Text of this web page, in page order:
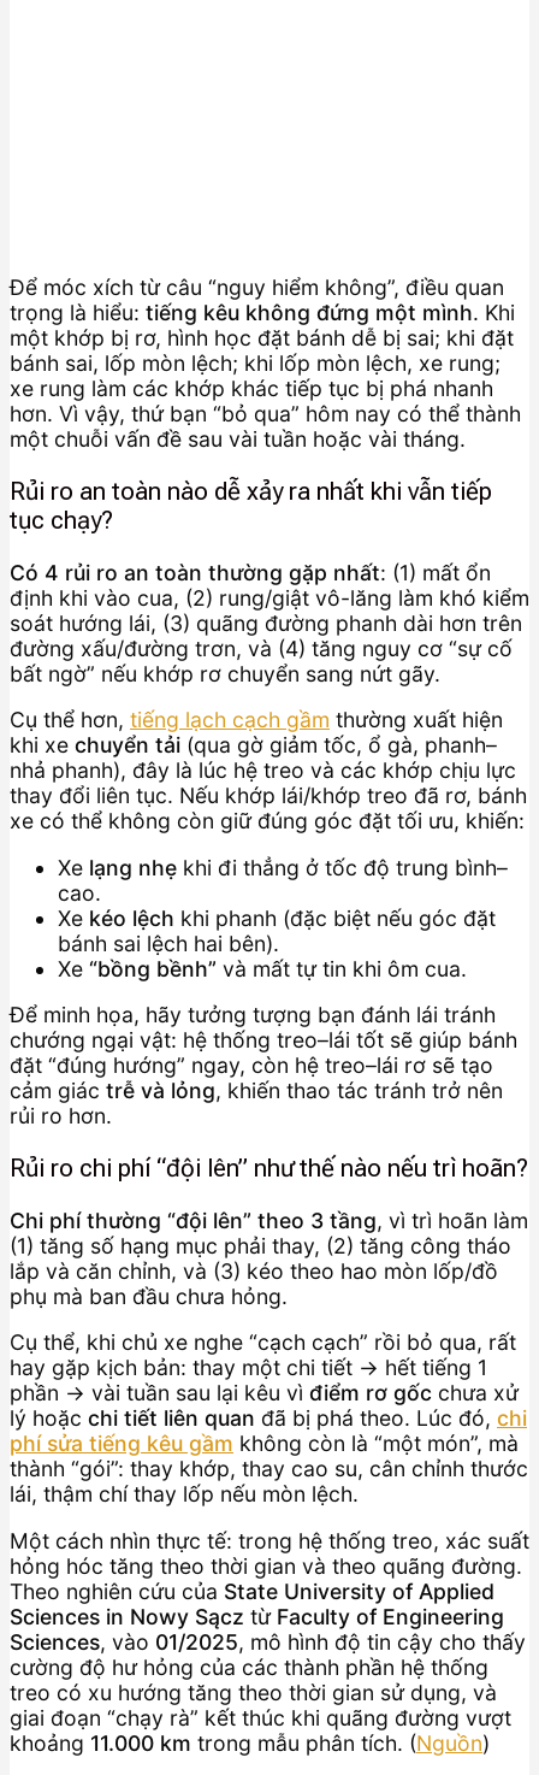
Để móc xích từ câu “nguy hiểm không”, điều quan
trọng là hiểu: tiếng kêu không đứng một mình. Khi
một khớp bị rơ, hình học đặt bánh dễ bị sai; khi đặt
bánh sai, lốp mòn lệch; khi lốp mòn lệch, xe rung;
xe rung làm các khớp khác tiếp tục bị phá nhanh
hơn. Vì vậy, thứ bạn “bỏ qua” hôm nay có thể thành
một chuỗi vấn đề sau vài tuần hoặc vài tháng.
Rủi ro an toàn nào dễ xảy ra nhất khi vẫn tiếp
tục chạy?
Có 4 rủi ro an toàn thường gặp nhất: (1) mất ổn
định khi vào cua, (2) rung/giật vô-lăng làm khó kiểm
soát hướng lái, (3) quãng đường phanh dài hơn trên
đường xấu/đường trơn, và (4) tăng nguy cơ “sự cố
bất ngờ” nếu khớp rơ chuyển sang nứt gãy.
Cụ thể hơn, tiếng lạch cạch gầm thường xuất hiện
khi xe chuyển tải (qua gờ giảm tốc, ổ gà, phanh–
nhả phanh), đây là lúc hệ treo và các khớp chịu lực
thay đổi liên tục. Nếu khớp lái/khớp treo đã rơ, bánh
xe có thể không còn giữ đúng góc đặt tối ưu, khiến:
Xe lạng nhẹ khi đi thẳng ở tốc độ trung bình–
cao.
Xe kéo lệch khi phanh (đặc biệt nếu góc đặt
bánh sai lệch hai bên).
Xe “bồng bềnh” và mất tự tin khi ôm cua.
Để minh họa, hãy tưởng tượng bạn đánh lái tránh
chướng ngại vật: hệ thống treo–lái tốt sẽ giúp bánh
đặt “đúng hướng” ngay, còn hệ treo–lái rơ sẽ tạo
cảm giác trễ và lỏng, khiến thao tác tránh trở nên
rủi ro hơn.
Rủi ro chi phí “đội lên” như thế nào nếu trì hoãn?
Chi phí thường “đội lên” theo 3 tầng, vì trì hoãn làm
(1) tăng số hạng mục phải thay, (2) tăng công tháo
lắp và căn chỉnh, và (3) kéo theo hao mòn lốp/đồ
phụ mà ban đầu chưa hỏng.
Cụ thể, khi chủ xe nghe “cạch cạch” rồi bỏ qua, rất
hay gặp kịch bản: thay một chi tiết → hết tiếng 1
phần → vài tuần sau lại kêu vì điểm rơ gốc chưa xử
lý hoặc chi tiết liên quan đã bị phá theo. Lúc đó, chi
phí sửa tiếng kêu gầm không còn là “một món”, mà
thành “gói”: thay khớp, thay cao su, cân chỉnh thước
lái, thậm chí thay lốp nếu mòn lệch.
Một cách nhìn thực tế: trong hệ thống treo, xác suất
hỏng hóc tăng theo thời gian và theo quãng đường.
Theo nghiên cứu của State University of Applied
Sciences in Nowy Sącz từ Faculty of Engineering
Sciences, vào 01/2025, mô hình độ tin cậy cho thấy
cường độ hư hỏng của các thành phần hệ thống
treo có xu hướng tăng theo thời gian sử dụng, và
giai đoạn “chạy rà” kết thúc khi quãng đường vượt
khoảng 11.000 km trong mẫu phân tích. (Nguồn)